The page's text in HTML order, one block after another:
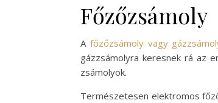
Főzőzsámoly
A főzőzsámoly vagy
gázzsámolyra keresnek rá az
zsámolyok.
Természetesen elektromos